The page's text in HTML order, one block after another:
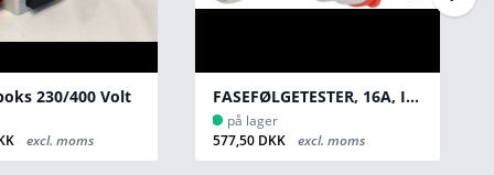
FASEFØLGETESTER, 16A, IP44
excl. moms
Slibning klinge 600
på lager
330,00 DKK
excl. moms